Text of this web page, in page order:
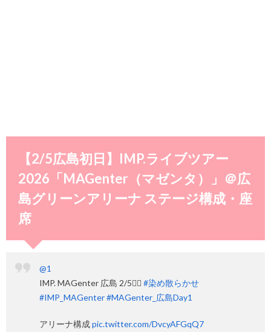
【2/5広島初日】IMP.ライブツアー
2026「MAGenter（マゼンタ）」＠広
島グリーンアリーナ ステージ構成・座
席
@1
IMP. MAGenter 広島 2/5✍🏻 #染め散らかせ
#IMP_MAGenter#MAGenter_広島Day1
アリーナ構成pic.twitter.com/DvcyAFGqQ7